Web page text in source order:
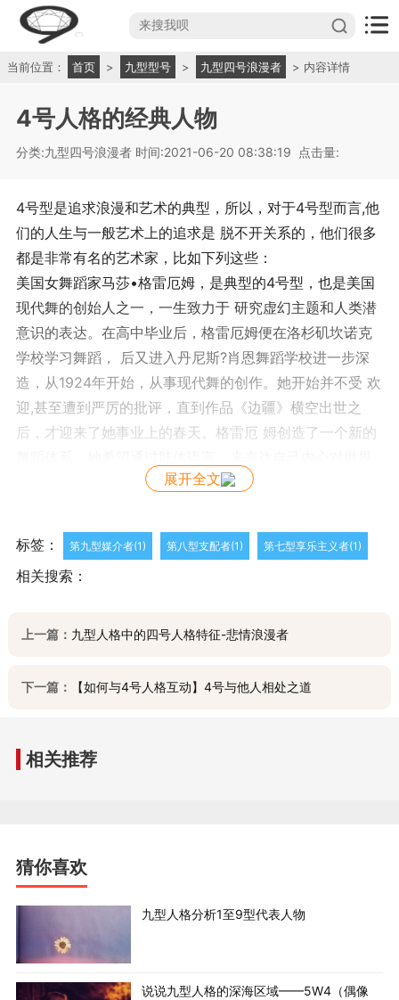
当前位置： 首页 > 九型型号 > 九型四号浪漫者 > 内容详情
4号人格的经典人物
分类:九型四号浪漫者 时间:2021-06-20 08:38:19 点击量:
4号型是追求浪漫和艺术的典型，所以，对于4号型而言,他
们的人生与一般艺术上的追求是 脱不开关系的，他们很多
都是非常有名的艺术家，比如下列这些：
美国女舞蹈家马莎•格雷厄姆，是典型的4号型，也是美国
现代舞的创始人之一，一生致力于 研究虚幻主题和人类潜
意识的表达。在高中毕业后，格雷厄姆便在洛杉矶坎诺克
学校学习舞蹈， 后又进入丹尼斯?肖恩舞蹈学校进一步深
造，从1924年开始，从事现代舞的创作。她开始并不受 欢
迎,甚至遭到严厉的批评，直到作品《边疆》横空出世之
后，才迎来了她事业上的春天。格雷厄 姆创造了一个新的
的感受。所以,她通过 不停地探索,创造出了一整套系统的
活 动，四肢向外伸张，动作以躯干的收缩和伸展为主，尤
其是地面上起伏的技巧在她的舞蹈体系里面 得到了极大的
发展。格雷厄姆认为，舞蹈不仅仅是一种叙事的方式，同
蹈中，出人意料地运用很多电影的表现手法，巧妙地将时
展开全文
标签： 第九型媒介者(1) 第八型支配者(1) 第七型享乐主义者(1)
相关搜索：
上一篇： 九型人格中的四号人格特征-悲情浪漫者
下一篇： 【如何与4号人格互动】4号与他人相处之道
相关推荐
猜你喜欢
九型人格分析1至9型代表人物
说说九型人格的深海区域——5W4（偶像